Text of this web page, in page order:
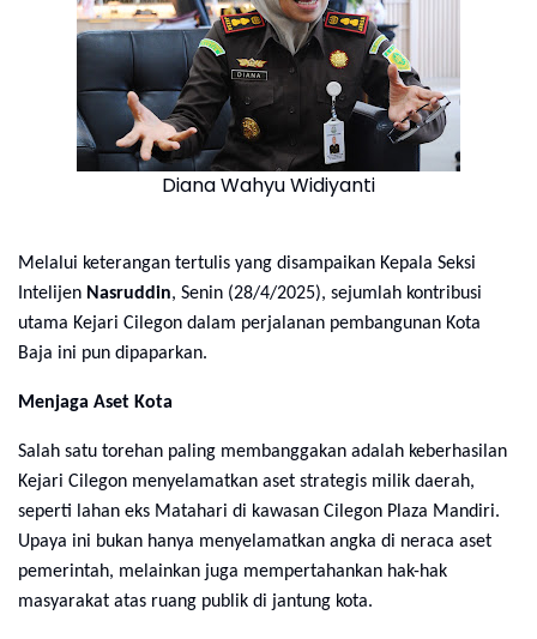
Diana Wahyu Widiyanti
Melalui keterangan tertulis yang disampaikan Kepala Seksi
Intelijen Nasruddin, Senin (28/4/2025), sejumlah kontribusi
utama Kejari Cilegon dalam perjalanan pembangunan Kota
Baja ini pun dipaparkan.
Menjaga Aset Kota
Salah satu torehan paling membanggakan adalah keberhasilan
Kejari Cilegon menyelamatkan aset strategis milik daerah,
seperti lahan eks Matahari di kawasan Cilegon Plaza Mandiri.
Upaya ini bukan hanya menyelamatkan angka di neraca aset
pemerintah, melainkan juga mempertahankan hak-hak
masyarakat atas ruang publik di jantung kota.